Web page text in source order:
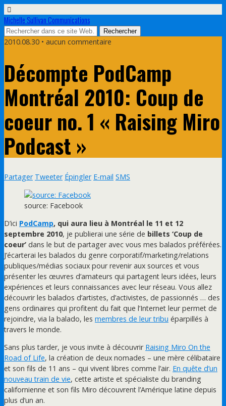
Michelle Sullivan Communications
2010.08.30 • aucun commentaire
Décompte PodCamp
Montréal 2010: Coup de
coeur no. 1 « Raising Miro
Podcast »
Partager Tweeter Épingler E-mail SMS
source: Facebook
D’ici PodCamp, qui aura lieu à Montréal le 11 et 12
septembre 2010, je publierai une série de billets ‘Coup de
coeur’ dans le but de partager avec vous mes balados préférées.
J’écarterai les balados du genre corporatif/marketing/relations
publiques/médias sociaux pour revenir aux sources et vous
présenter les œuvres d’amateurs qui partagent leurs idées, leurs
expériences et leurs connaissances avec leur réseau. Vous allez
découvrir les balados d’artistes, d’activistes, de passionnés … des
gens ordinaires qui profitent du fait que l’Internet leur permet de
rejoindre, via la balado, les membres de leur tribu éparpillés à
travers le monde.
Sans plus tarder, je vous invite à découvrir Raising Miro On the
Road of Life, la création de deux nomades – une mère célibataire
et son fils de 11 ans – qui vivent libres comme l’air. En quête d’un
nouveau train de vie, cette artiste et spécialiste du branding
californienne et son fils Miro découvrent l’Amérique latine depuis
plus d’un an.